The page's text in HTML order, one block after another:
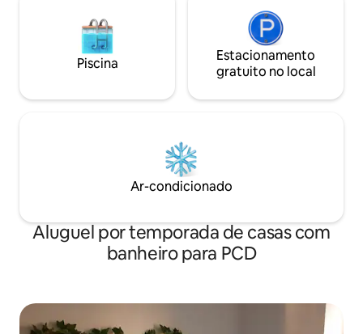
Piscina
Estacionamento
gratuito no local
Ar-condicionado
Aluguel por temporada de casas com
banheiro para PCD